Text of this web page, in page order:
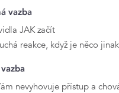
vazba
JAK začít
reakce, když je něco
nevyhovuje přístup a